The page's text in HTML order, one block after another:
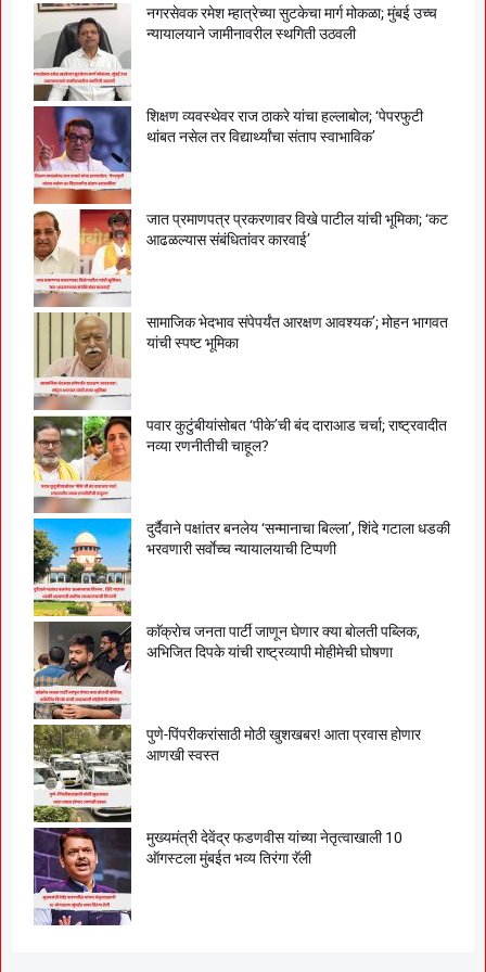
नगरसेवक रमेश म्हात्रेच्या सुटकेचा मार्ग मोकळा; मुंबई उच्च
न्यायालयाने जामीनावरील स्थगिती उठवली
शिक्षण व्यवस्थेवर राज ठाकरे यांचा हल्लाबोल; ‘पेपरफुटी
थांबत नसेल तर विद्यार्थ्यांचा संताप स्वाभाविक’
जात प्रमाणपत्र प्रकरणावर विखे पाटील यांची भूमिका; ‘कट
आढळल्यास संबंधितांवर कारवाई’
सामाजिक भेदभाव संपेपर्यंत आरक्षण आवश्यक’; मोहन भागवत
यांची स्पष्ट भूमिका
पवार कुटुंबीयांसोबत ‘पीके’ची बंद दाराआड चर्चा; राष्ट्रवादीत
नव्या रणनीतीची चाहूल?
दुर्दैवाने पक्षांतर बनलेय ‘सन्मानाचा बिल्ला’, शिंदे गटाला धडकी
भरवणारी सर्वाेच्च न्यायालयाची टिप्पणी
काॅक्राेच जनता पार्टी जाणून घेणार क्या बाेलती पब्लिक,
अभिजित दिपके यांची राष्ट्रव्यापी माेहीमेची घाेषणा
पुणे-पिंपरीकरांसाठी मोठी खुशखबर! आता प्रवास होणार
आणखी स्वस्त
मुख्यमंत्री देवेंद्र फडणवीस यांच्या नेतृत्वाखाली 10
ऑगस्टला मुंबईत भव्य तिरंगा रॅली